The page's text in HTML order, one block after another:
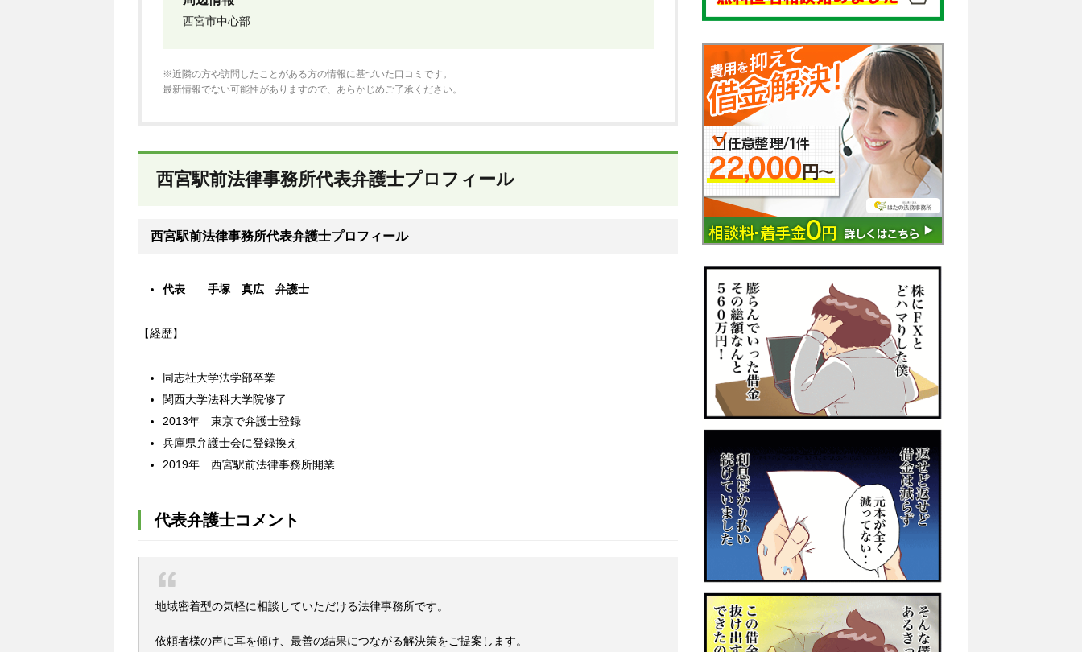
西宮市中心部
※近隣の方や訪問したことがある方の情報に基づいた口コミです。
最新情報でない可能性がありますので、あらかじめご了承ください。
西宮駅前法律事務所代表弁護士プロフィール
西宮駅前法律事務所代表弁護士プロフィール
代表 手塚 真広 弁護士
【経歴】
同志社大学法学部卒業
関西大学法科大学院修了
2013年 東京で弁護士登録
兵庫県弁護士会に登録換え
2019年 西宮駅前法律事務所開業
代表弁護士コメント
地域密着型の気軽に相談していただける法律事務所です。
依頼者様の声に耳を傾け、最善の結果につながる解決策をご提案します。